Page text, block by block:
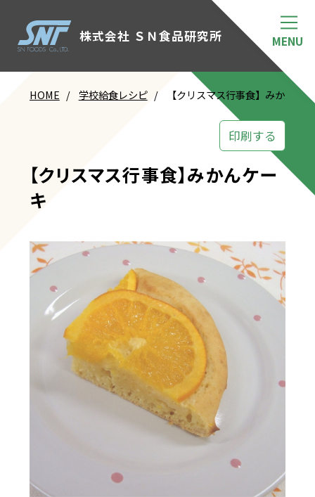
株式会社 ＳＮ食品研究所
HOME 学校給食レシピ 【クリスマス行事食】みかんケ
印刷する
【クリスマス行事食】みかんケー
キ